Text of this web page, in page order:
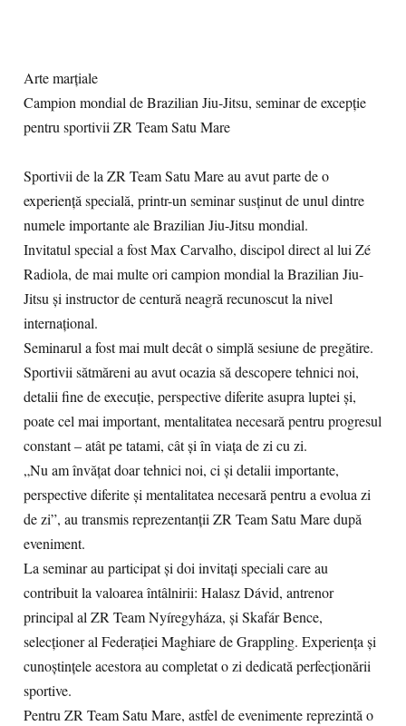
Arte marțiale
Campion mondial de Brazilian Jiu-Jitsu, seminar de excepție
pentru sportivii ZR Team Satu Mare
Sportivii de la ZR Team Satu Mare au avut parte de o
experiență specială, printr-un seminar susținut de unul dintre
numele importante ale Brazilian Jiu-Jitsu mondial.
Invitatul special a fost Max Carvalho, discipol direct al lui Zé
Radiola, de mai multe ori campion mondial la Brazilian Jiu-
Jitsu și instructor de centură neagră recunoscut la nivel
internațional.
Seminarul a fost mai mult decât o simplă sesiune de pregătire.
Sportivii sătmăreni au avut ocazia să descopere tehnici noi,
detalii fine de execuție, perspective diferite asupra luptei și,
poate cel mai important, mentalitatea necesară pentru progresul
constant – atât pe tatami, cât și în viața de zi cu zi.
„Nu am învățat doar tehnici noi, ci și detalii importante,
perspective diferite și mentalitatea necesară pentru a evolua zi
de zi”, au transmis reprezentanții ZR Team Satu Mare după
eveniment.
La seminar au participat și doi invitați speciali care au
contribuit la valoarea întâlnirii: Halasz Dávid, antrenor
principal al ZR Team Nyíregyháza, și Skafár Bence,
selecționer al Federației Maghiare de Grappling. Experiența și
cunoștințele acestora au completat o zi dedicată perfecționării
sportive.
Pentru ZR Team Satu Mare, astfel de evenimente reprezintă o